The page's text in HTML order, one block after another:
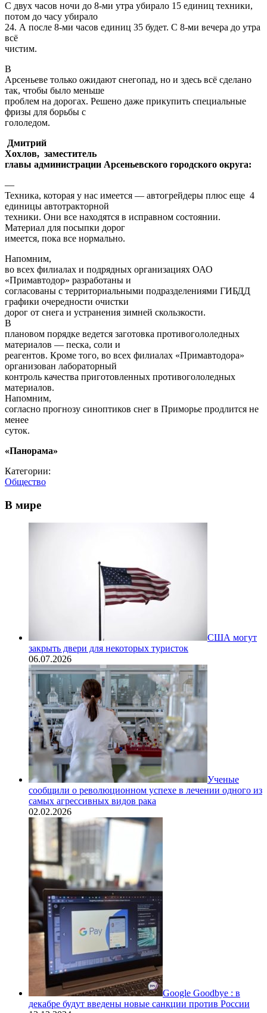
С двух часов ночи до 8-ми утра убирало 15 единиц техники,
потом до часу убирало
24. А после 8-ми часов единиц 35 будет. С 8-ми вечера до утра
всё
чистим.
В
Арсеньеве только ожидают снегопад, но и здесь всё сделано
так, чтобы было меньше
проблем на дорогах. Решено даже прикупить специальные
фризы для борьбы с
гололедом.
Дмитрий
Хохлов, заместитель
главы администрации Арсеньевского городского округа:
—
Техника, которая у нас имеется — автогрейдеры плюс еще 4
единицы автотракторной
техники. Они все находятся в исправном состоянии.
Материал для посыпки дорог
имеется, пока все нормально.
Напомним,
во всех филиалах и подрядных организациях ОАО
«Примавтодор» разработаны и
согласованы с территориальными подразделениями ГИБДД
графики очередности очистки
дорог от снега и устранения зимней скользкости.
В
плановом порядке ведется заготовка противогололедных
материалов — песка, соли и
реагентов. Кроме того, во всех филиалах «Примавтодора»
организован лабораторный
контроль качества приготовленных противогололедных
материалов.
Напомним,
согласно прогнозу синоптиков снег в Приморье продлится не
менее
суток.
«Панорама»
Категории:
Общество
В мире
США могут
закрыть двери для некоторых туристок
06.07.2026
Ученые
сообщили о революционном успехе в лечении одного из
самых агрессивных видов рака
02.02.2026
Google Goodbye : в
декабре будут введены новые санкции против России